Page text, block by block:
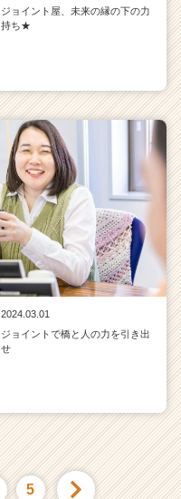
ジョイント屋、未来の縁の下の力
持ち★
2024.03.01
ジョイントで橋と人の力を引き出
せ
5